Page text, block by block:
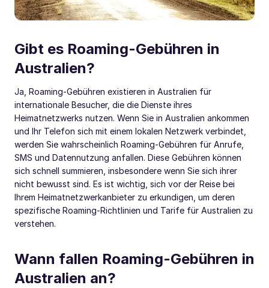
Gibt es Roaming-Gebühren in
Australien?
Ja, Roaming-Gebühren existieren in Australien für
internationale Besucher, die die Dienste ihres
Heimatnetzwerks nutzen. Wenn Sie in Australien ankommen
und Ihr Telefon sich mit einem lokalen Netzwerk verbindet,
werden Sie wahrscheinlich Roaming-Gebühren für Anrufe,
SMS und Datennutzung anfallen. Diese Gebühren können
sich schnell summieren, insbesondere wenn Sie sich ihrer
nicht bewusst sind. Es ist wichtig, sich vor der Reise bei
Ihrem Heimatnetzwerkanbieter zu erkundigen, um deren
spezifische Roaming-Richtlinien und Tarife für Australien zu
verstehen.
Wann fallen Roaming-Gebühren in
Australien an?